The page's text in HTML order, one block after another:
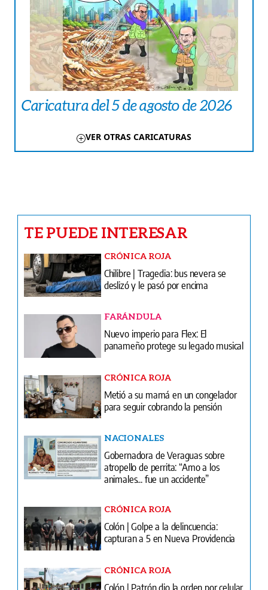
Caricatura del 5 de agosto de 2026
VER OTRAS CARICATURAS
Chilibre | Tragedia: bus nevera se
deslizó y le pasó por encima
FARÁNDULA
Nuevo imperio para Flex: El
panameño protege su legado musical
CRÓNICA ROJA
Metió a su mamá en un congelador
para seguir cobrando la pensión
NACIONALES
Gobernadora de Veraguas sobre
atropello de perrita: “Amo a los
CRÓNICA ROJA
Colón | Golpe a la delincuencia:
capturan a 5 en Nueva Providencia
CRÓNICA ROJA
Colón | Patrón dio la orden por celular
para una ejecución